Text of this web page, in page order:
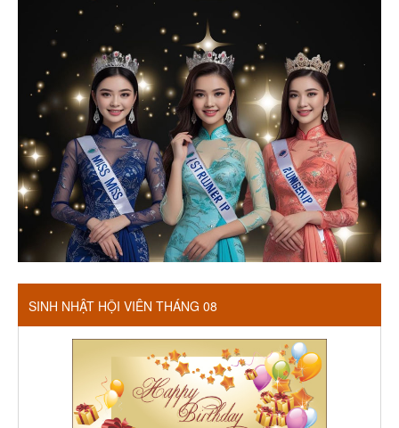
SINH NHẬT HỘI VIÊN THÁNG 08